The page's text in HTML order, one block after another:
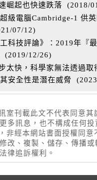
崛起也快速跌落 (2018/
級電腦Cambridge-1 供
07/12)
科技評論》：2019年『
(2019/12/26)
太快，科學家無法透過取
安全性是潛在威脅
(
室刊載此文不代表同意其
多訊息，也不構成任何投
非經本網站書面授權同意
改、複製、儲存、傳播或
律追訴權利。